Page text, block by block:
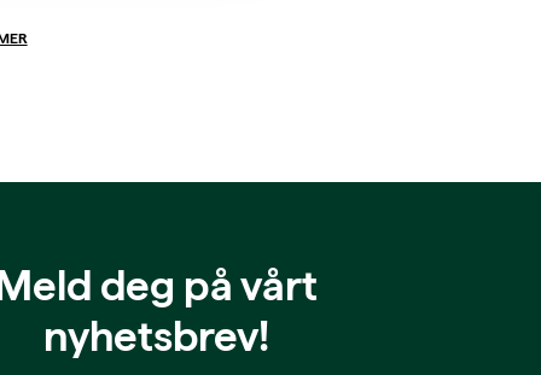
deg på vårt
nyhetsbrev!